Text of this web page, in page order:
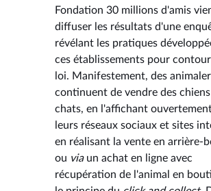
Fondation 30 millions d'amis
diffuser les résultats d'une
révélant les pratiques
ces établissements pour
loi. Manifestement, des
continuent de vendre des
chats, en l'affichant
leurs réseaux sociaux et sites
en réalisant la vente en arrière-
ou viaun achat en ligne avec
récupération de l'animal en